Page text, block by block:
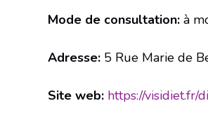
Mode de consultation: à
Adresse: 5 Rue Marie de
Site web: https://